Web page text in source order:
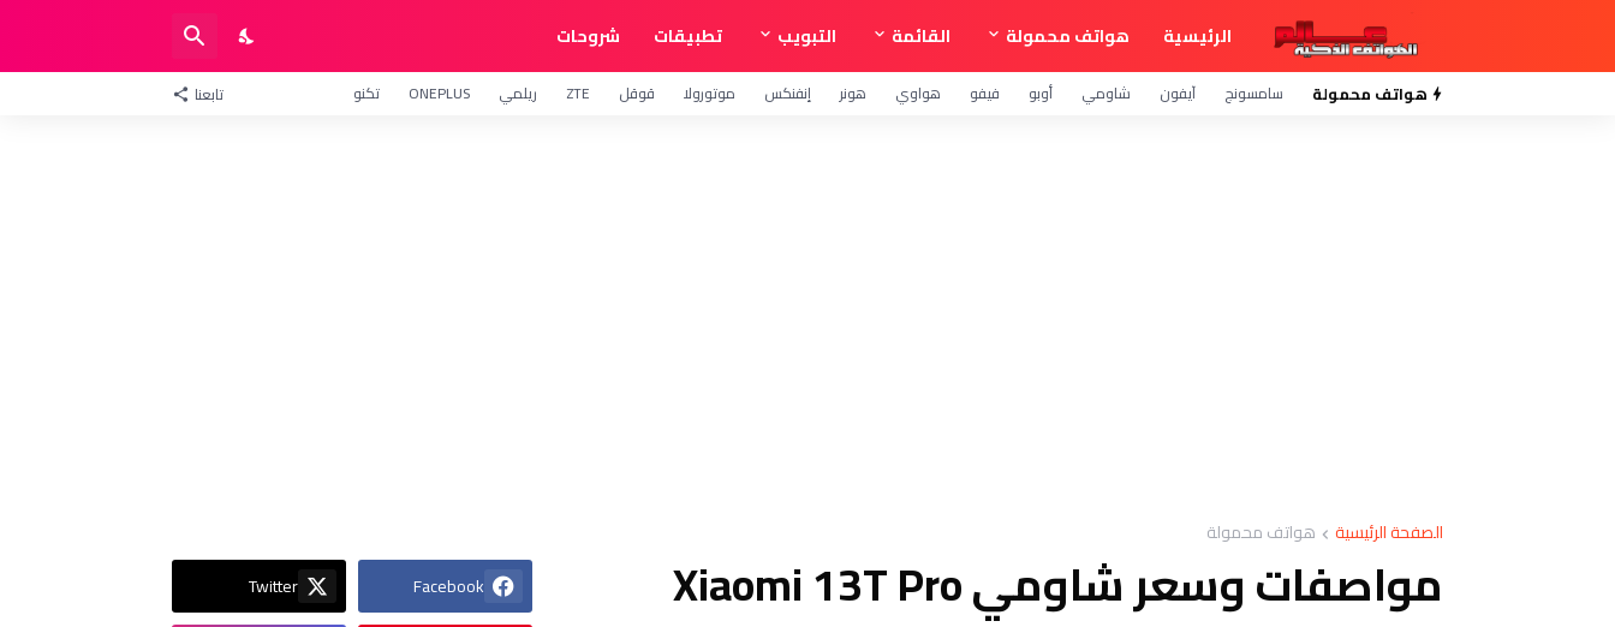
الرئيسية هواتف محمولة القائمة التبويب تطبيقات شروحات
هواتف محمولة سامسونج آيفون شاومي أوبو فيفو هواوي هونر إنفنكس موتورولا قوقل ZTE ريلمي ONEPLUS تكنو تابعنا
الصفحة الرئيسية هواتف محمولة
مواصفات وسعر شاومي Xiaomi 13T Pro Facebook
Twitter